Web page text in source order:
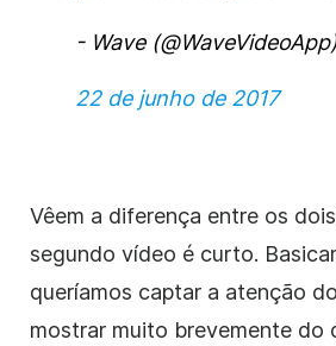
- Wave
22 de junho de 2017
Vêem a diferença entre os
segundo vídeo é curto.
queríamos captar a atenção
mostrar muito brevemente do